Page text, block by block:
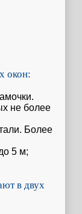
окон:
не более
Более
5 м;
в двух